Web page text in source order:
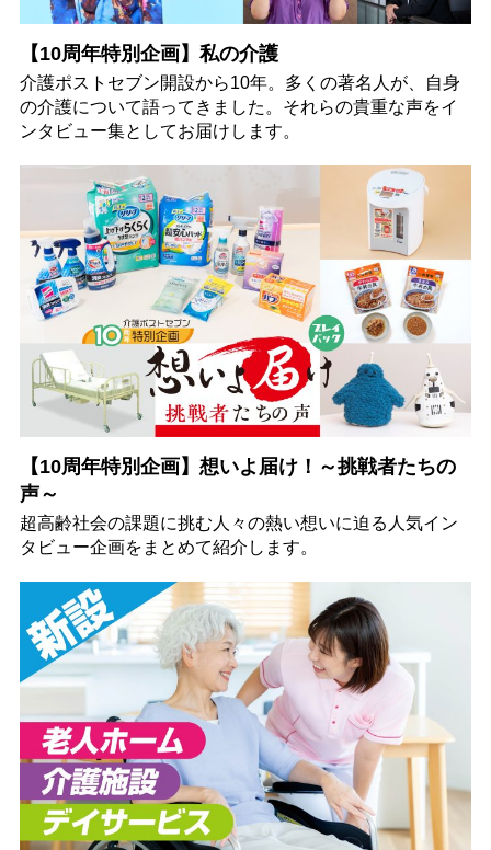
【10周年特別企画】私の介護
介護ポストセブン開設から10年。多くの著名人が、自身
の介護について語ってきました。それらの貴重な声をイ
ンタビュー集としてお届けします。
【10周年特別企画】想いよ届け！～挑戦者たちの
声～
超高齢社会の課題に挑む人々の熱い想いに迫る人気イン
タビュー企画をまとめて紹介します。